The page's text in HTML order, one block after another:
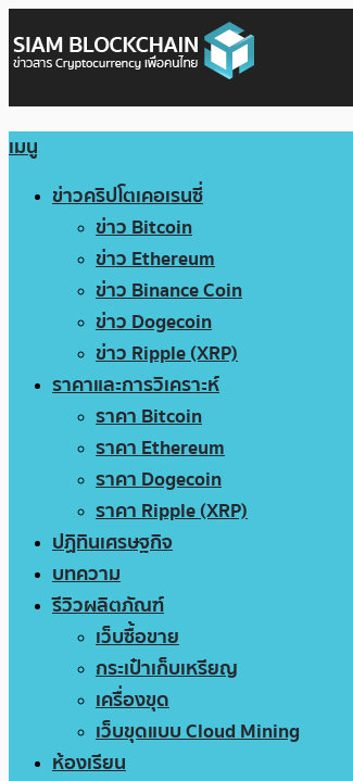
เมนู
ข่าวคริปโตเคอเรนซี่
ข่าว Bitcoin
ข่าว Ethereum
ข่าว Binance Coin
ข่าว Dogecoin
ข่าว Ripple (XRP)
ราคาและการวิเคราะห์
ราคา Bitcoin
ราคา Ethereum
ราคา Dogecoin
ราคา Ripple (XRP)
ปฏิทินเศรษฐกิจ
บทความ
รีวิวผลิตภัณฑ์
เว็บซื้อขาย
กระเป๋าเก็บเหรียญ
เครื่องขุด
เว็บขุดแบบ Cloud Mining
ห้องเรียน